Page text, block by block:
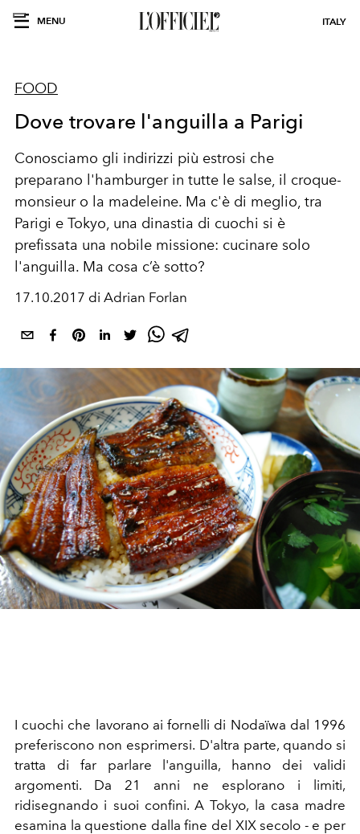
MENU ITALY
FOOD
Dove trovare l'anguilla a Parigi
Conosciamo gli indirizzi più estrosi che
preparano l'hamburger in tutte le salse, il croque-
monsieur o la madeleine. Ma c'è di meglio, tra
Parigi e Tokyo, una dinastia di cuochi si è
prefissata una nobile missione: cucinare solo
l'anguilla. Ma cosa c’è sotto?
17.10.2017 di Adrian Forlan
I cuochi che lavorano ai fornelli di Nodaïwa dal 1996
preferiscono non esprimersi. D'altra parte, quando si
tratta di far parlare l'anguilla, hanno dei validi
argomenti. Da 21 anni ne esplorano i limiti,
ridisegnando i suoi confini. A Tokyo, la casa madre
esamina la questione dalla fine del XIX secolo - e per